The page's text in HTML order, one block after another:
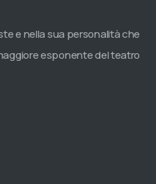
e nella sua personalità che
esponente del teatro